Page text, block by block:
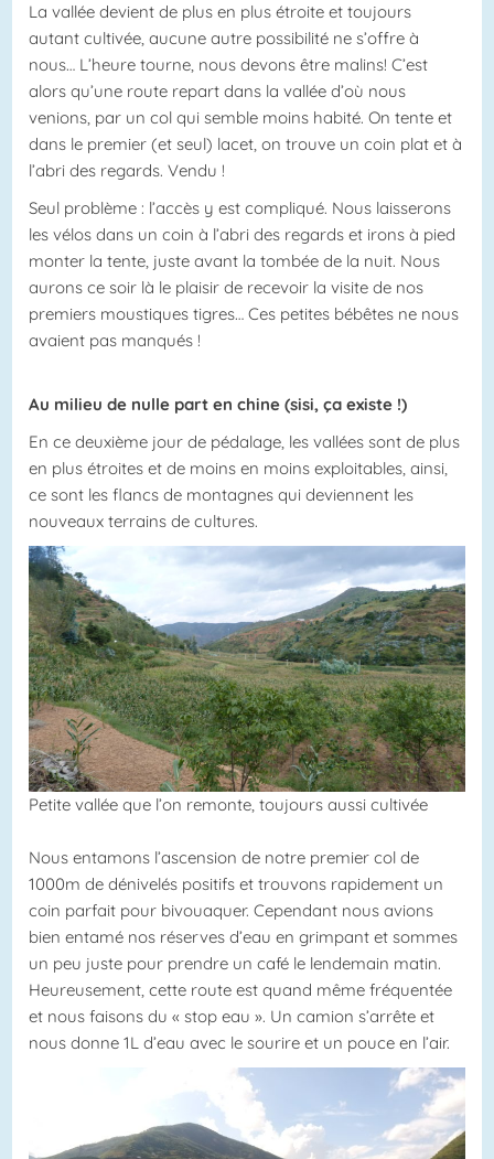
La vallée devient de plus en plus étroite et toujours
autant cultivée, aucune autre possibilité ne s’offre à
nous… L’heure tourne, nous devons être malins! C’est
alors qu’une route repart dans la vallée d’où nous
venions, par un col qui semble moins habité. On tente et
dans le premier (et seul) lacet, on trouve un coin plat et à
l’abri des regards. Vendu !
Seul problème : l’accès y est compliqué. Nous laisserons
les vélos dans un coin à l’abri des regards et irons à pied
monter la tente, juste avant la tombée de la nuit. Nous
aurons ce soir là le plaisir de recevoir la visite de nos
premiers moustiques tigres… Ces petites bébêtes ne nous
avaient pas manqués !
Au milieu de nulle part en chine (sisi, ça existe !)
En ce deuxième jour de pédalage, les vallées sont de plus
en plus étroites et de moins en moins exploitables, ainsi,
ce sont les flancs de montagnes qui deviennent les
nouveaux terrains de cultures.
Petite vallée que l’on remonte, toujours aussi cultivée
Nous entamons l’ascension de notre premier col de
1000m de dénivelés positifs et trouvons rapidement un
coin parfait pour bivouaquer. Cependant nous avions
bien entamé nos réserves d’eau en grimpant et sommes
un peu juste pour prendre un café le lendemain matin.
Heureusement, cette route est quand même fréquentée
et nous faisons du « stop eau ». Un camion s’arrête et
nous donne 1L d’eau avec le sourire et un pouce en l’air.